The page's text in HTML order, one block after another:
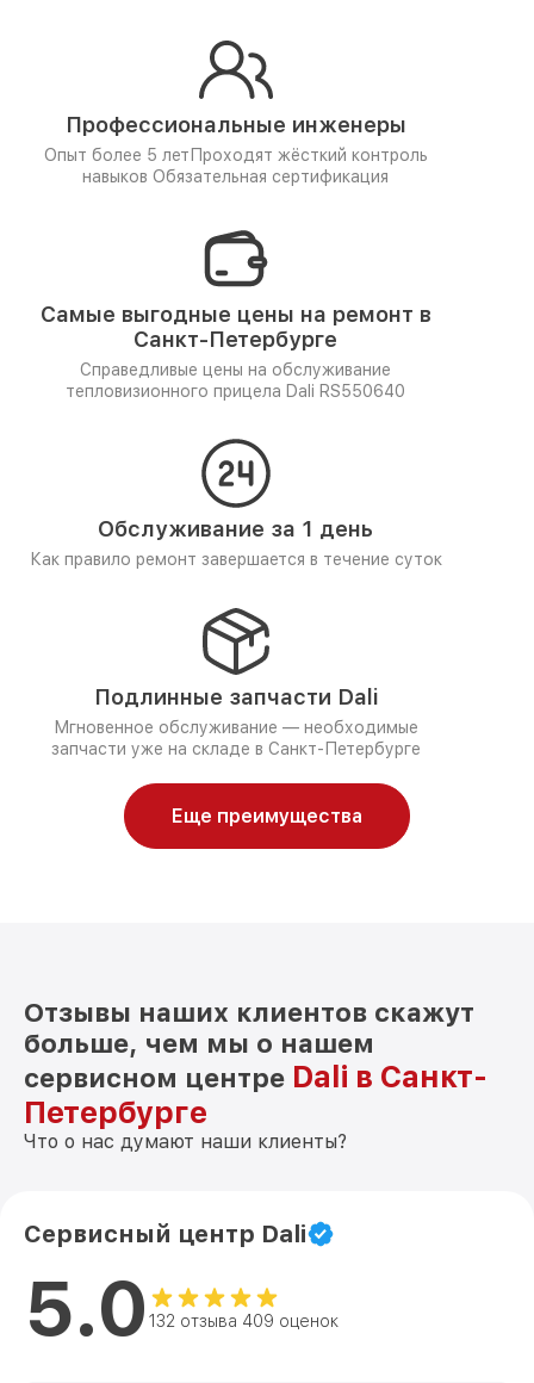
Профессиональные инженеры
Опыт более 5 лет Проходят жёсткий контроль
навыков Обязательная сертификация
Самые выгодные цены на ремонт в
Санкт-Петербурге
Справедливые цены на обслуживание
тепловизионного прицела Dali RS550640
Обслуживание за 1 день
Как правило ремонт завершается в течение суток
Подлинные запчасти Dali
Мгновенное обслуживание — необходимые
запчасти уже на складе в Санкт-Петербурге
Еще преимущества
Отзывы наших клиентов скажут
больше, чем мы о нашем
сервисном центре Dali в Санкт-
Петербурге
Что о нас думают наши клиенты?
Сервисный центр Dali
5.0 132 отзыва 409 оценок